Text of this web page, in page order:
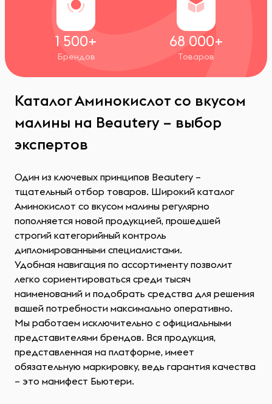
1 500+
Брендов
68 000+
Товаров
Каталог Аминокислот со вкусом
малины на Beautery – выбор
экспертов
Один из ключевых принципов Beautery –
тщательный отбор товаров. Широкий каталог
Аминокислот со вкусом малины регулярно
пополняется новой продукцией, прошедшей
строгий категорийный контроль
дипломированными специалистами.
Удобная навигация по ассортименту позволит
легко сориентироваться среди тысяч
наименований и подобрать средства для решения
вашей потребности максимально оперативно.
Мы работаем исключительно с официальными
представителями брендов. Вся продукция,
представленная на платформе, имеет
обязательную маркировку, ведь гарантия качества
– это манифест Бьютери.